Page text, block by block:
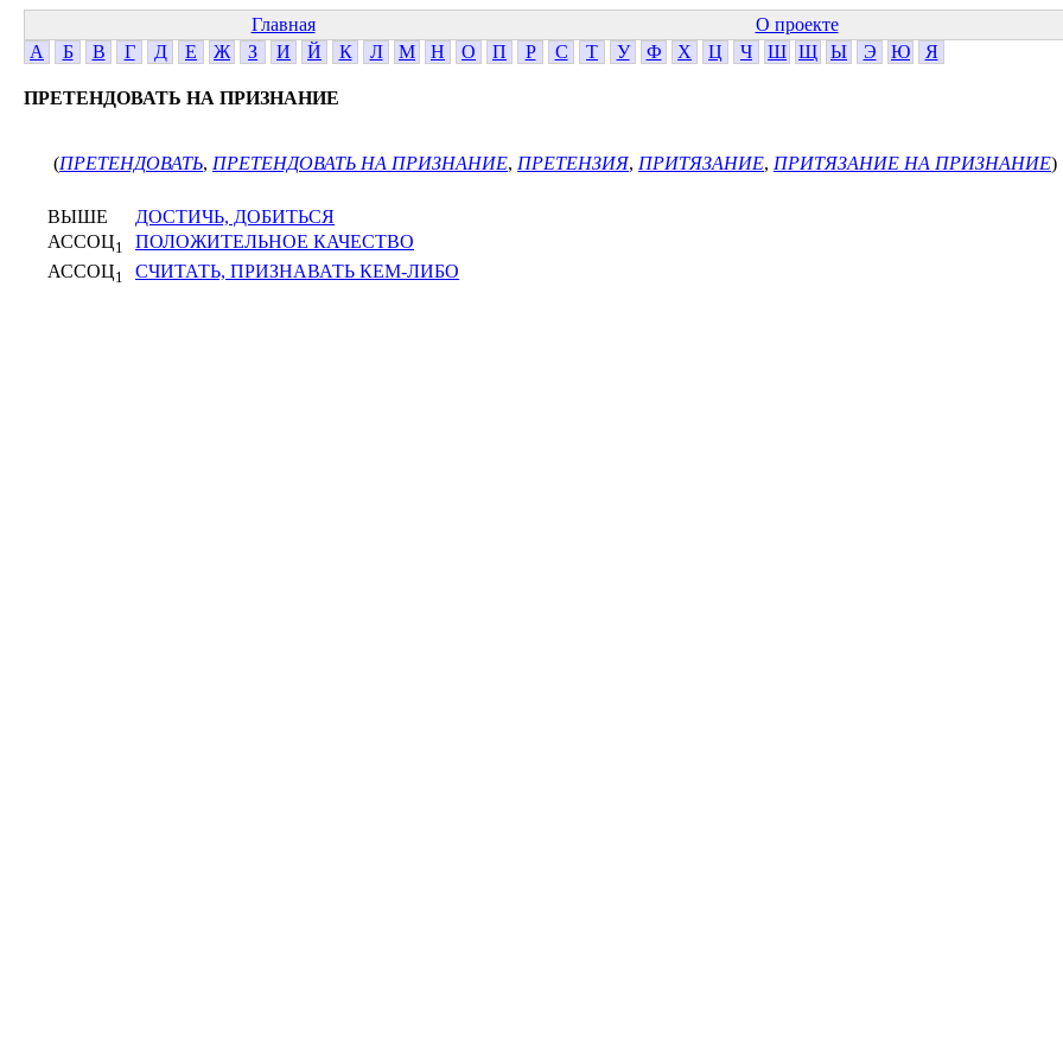
Главная О проекте
А
Б В Г Д Е Ж З И Й К Л М Н О П Р С Т У Ф Х Ц Ч Ш Щ Ы Э Ю Я
ПРЕТЕНДОВАТЬ НА ПРИЗНАНИЕ
(ПРЕТЕНДОВАТЬ, ПРЕТЕНДОВАТЬ НА ПРИЗНАНИЕ, ПРЕТЕНЗИЯ, ПРИТЯЗАНИЕ, ПРИТЯЗАНИЕ НА ПРИЗНАНИЕ)
ВЫШЕ
ДОСТИЧЬ, ДОБИТЬСЯ
АССОЦ1
ПОЛОЖИТЕЛЬНОЕ КАЧЕСТВО
АССОЦ1 СЧИТАТЬ, ПРИЗНАВАТЬ КЕМ-ЛИБО